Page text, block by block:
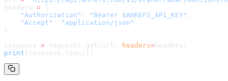
headers = {
    "Authorization"
: "Bearer $AHREFS_API_KEY" ,
    "Accept"
:
"application/json"
}
response = requests.get(url, headers= headers )
print (response.json())